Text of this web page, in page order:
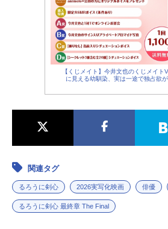
【くじメイト】今井文也のくじメイト
に見える幼馴染、実は一途で独占欲
関連タグ
るろうに剣心 2026実写化映画 俳優
るろうに剣心 最終章 The Final